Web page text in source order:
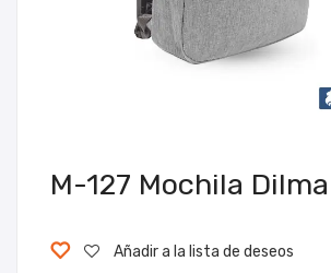
M-127 Mochila Dilma
Añadir a la lista de deseos